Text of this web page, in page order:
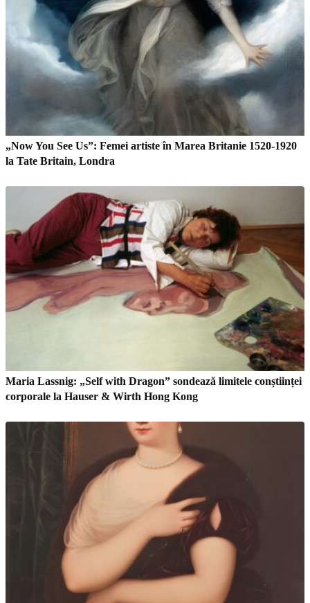
„Now You See Us”: Femei artiste în Marea Britanie 1520-1920
la Tate Britain, Londra
Maria Lassnig: „Self with Dragon” sondează limitele conștiinței
corporale la Hauser & Wirth Hong Kong